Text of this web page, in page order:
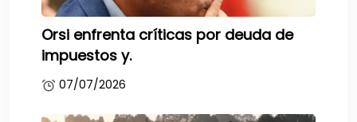
Orsi enfrenta críticas por deuda de
impuestos y.
07/07/2026